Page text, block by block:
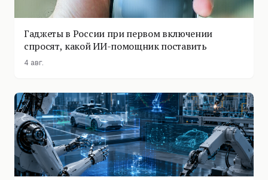
Гаджеты в России при первом включении
спросят, какой ИИ-помощник поставить
4 авг.